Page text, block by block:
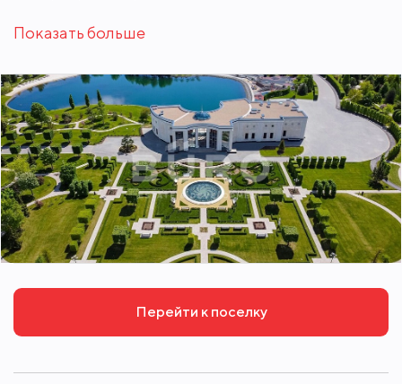
Показать больше
Перейти к поселку